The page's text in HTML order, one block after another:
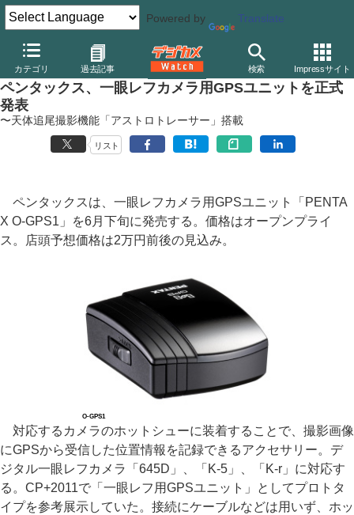
Powered by Translate
カテゴリ 過去記事 検索 Impressサイト
デジカメ Watch カメラ 一眼レフカメラ ペンタックス
ペンタックス、一眼レフカメラ用GPSユニットを正式
発表
〜天体追尾撮影機能「アストロトレーサー」搭載
リスト
ペンタックスは、一眼レフカメラ用GPSユニット「PENTA
X O-GPS1」を6月下旬に発売する。価格はオープンプライ
ス。店頭予想価格は2万円前後の見込み。
O-GPS1
対応するカメラのホットシューに装着することで、撮影画像
にGPSから受信した位置情報を記録できるアクセサリー。デ
ジタル一眼レフカメラ「645D」、「K-5」、「K-r」に対応す
る。CP+2011で「一眼レフ用GPSユニット」としてプロトタ
イプを参考展示していた。接続にケーブルなどは用いず、ホッ